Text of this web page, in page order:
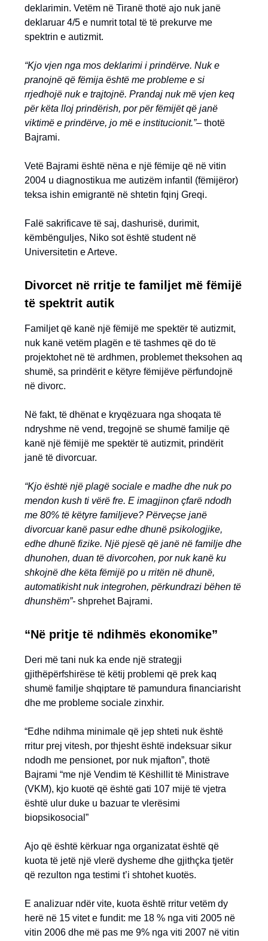
deklarimin. Vetëm në Tiranë thotë ajo nuk janë
deklaruar 4/5 e numrit total të të prekurve me
spektrin e autizmit.
“Kjo vjen nga mos deklarimi i prindërve. Nuk e
pranojnë që fëmija është me probleme e si
rrjedhojë nuk e trajtojnë. Prandaj nuk më vjen keq
për këta lloj prindërish, por për fëmijët që janë
viktimë e prindërve, jo më e institucionit.”– thotë
Bajrami.
Vetë Bajrami është nëna e një fëmije që në vitin
2004 u diagnostikua me autizëm infantil (fëmijëror)
teksa ishin emigrantë në shtetin fqinj Greqi.
Falë sakrificave të saj, dashurisë, durimit,
këmbënguljes, Niko sot është student në
Universitetin e Arteve.
Divorcet në rritje te familjet më fëmijë
të spektrit autik
Familjet që kanë një fëmijë me spektër të autizmit,
nuk kanë vetëm plagën e të tashmes që do të
projektohet në të ardhmen, problemet theksohen aq
shumë, sa prindërit e këtyre fëmijëve përfundojnë
në divorc.
Në fakt, të dhënat e kryqëzuara nga shoqata të
ndryshme në vend, tregojnë se shumë familje që
kanë një fëmijë me spektër të autizmit, prindërit
janë të divorcuar.
“Kjo është një plagë sociale e madhe dhe nuk po
mendon kush ti vërë fre. E imagjinon çfarë ndodh
me 80% të këtyre familjeve? Përveçse janë
divorcuar kanë pasur edhe dhunë psikologjike,
edhe dhunë fizike. Një pjesë që janë në familje dhe
dhunohen, duan të divorcohen, por nuk kanë ku
shkojnë dhe këta fëmijë po u rritën në dhunë,
automatikisht nuk integrohen, përkundrazi bëhen të
dhunshëm”- shprehet Bajrami.
“Në pritje të ndihmës ekonomike”
Deri më tani nuk ka ende një strategji
gjithëpërfshirëse të këtij problemi që prek kaq
shumë familje shqiptare të pamundura financiarisht
dhe me probleme sociale zinxhir.
“Edhe ndihma minimale që jep shteti nuk është
rritur prej vitesh, por thjesht është indeksuar sikur
ndodh me pensionet, por nuk mjafton”, thotë
Bajrami “me një Vendim të Këshillit të Ministrave
(VKM), kjo kuotë që është gati 107 mijë të vjetra
është ulur duke u bazuar te vlerësimi
biopsikosocial”
Ajo që është kërkuar nga organizatat është që
kuota të jetë një vlerë dysheme dhe gjithçka tjetër
që rezulton nga testimi t’i shtohet kuotës.
E analizuar ndër vite, kuota është rritur vetëm dy
herë në 15 vitet e fundit: me 18 % nga viti 2005 në
vitin 2006 dhe më pas me 9% nga viti 2007 në vitin